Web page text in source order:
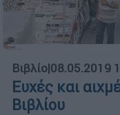
Βιβλίο|08.05.2019
Ευχές και
Βιβλίου